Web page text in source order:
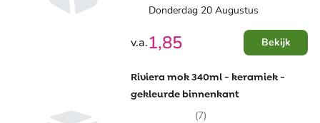
Donderdag 20 Augustus
v.a.1,85 Bekijk
Riviera mok 340ml - keramiek -
gekleurde binnenkant
(7)